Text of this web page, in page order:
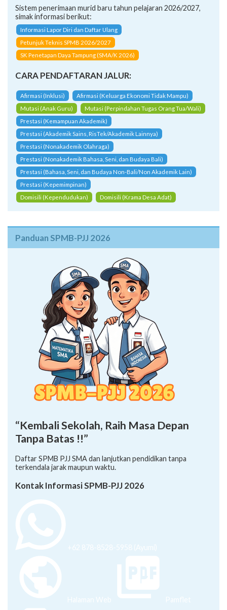
Sistem penerimaan murid baru tahun pelajaran 2026/2027,
simak informasi berikut:
Informasi Lapor Diri dan Daftar Ulang
Petunjuk Teknis SPMB 2026/2027
SK Penetapan Daya Tampung (SMA/K 2026)
CARA PENDAFTARAN JALUR:
Afirmasi (Inklusi)
Afirmasi (Keluarga Ekonomi Tidak Mampu)
Mutasi (Anak Guru)
Mutasi (Perpindahan Tugas Orang Tua/Wali)
Prestasi (Kemampuan Akademik)
Prestasi (Akademik Sains, RisTek/Akademik Lainnya)
Prestasi (Nonakademik Olahraga)
Prestasi (Nonakademik Bahasa, Seni, dan Budaya Bali)
Prestasi (Bahasa, Seni, dan Budaya Non-Bali/Non Akademik Lain)
Prestasi (Kepemimpinan)
Domisili (Kependudukan)
Domisili (Krama Desa Adat)
Panduan SPMB-PJJ 2026
“Kembali Sekolah, Raih Masa Depan
Tanpa Batas !!”
Daftar SPMB PJJ SMA dan lanjutkan pendidikan tanpa
terkendala jarak maupun waktu.
Kontak Informasi SPMB-PJJ 2026
+62 878-8528-5958 (Ayumi)
Halaman Web Pamflet